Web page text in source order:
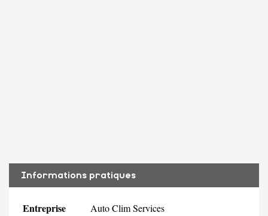
Informations pratiques
Entreprise Auto Clim Services